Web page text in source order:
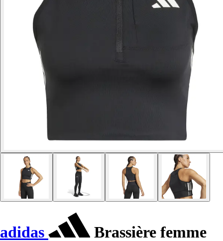
adidas
Brassière femme